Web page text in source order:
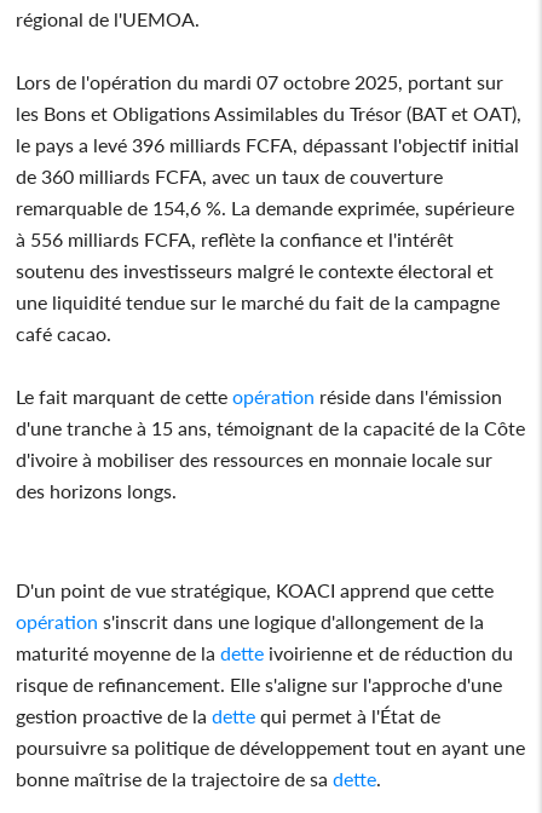
régional de l'UEMOA.
Lors de l'opération du mardi 07 octobre 2025, portant sur
les Bons et Obligations Assimilables du Trésor (BAT et OAT),
le pays a levé 396 milliards FCFA, dépassant l'objectif initial
de 360 milliards FCFA, avec un taux de couverture
remarquable de 154,6 %. La demande exprimée, supérieure
à 556 milliards FCFA, reflète la confiance et l'intérêt
soutenu des investisseurs malgré le contexte électoral et
une liquidité tendue sur le marché du fait de la campagne
café cacao.
Le fait marquant de cette opération réside dans l'émission
d'une tranche à 15 ans, témoignant de la capacité de la Côte
d'ivoire à mobiliser des ressources en monnaie locale sur
des horizons longs.
D'un point de vue stratégique, KOACI apprend que cette
opération s'inscrit dans une logique d'allongement de la
maturité moyenne de ladette ivoirienne et de réduction du
risque de refinancement. Elle s'aligne sur l'approche d'une
gestion proactive de ladette qui permet à l'État de
poursuivre sa politique de développement tout en ayant une
bonne maîtrise de la trajectoire de sadette